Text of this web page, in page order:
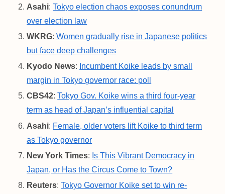
Asahi:Tokyo election chaos exposes conundrum
over election law
WKRG:Women gradually rise in Japanese politics
but face deep challenges
Kyodo News: Incumbent Koike leads by small
margin in Tokyo governor race: poll
CBS42:Tokyo Gov. Koike wins a third four-year
term as head of Japan’s influential capital
Asahi: Female, older voters lift Koike to third term
as Tokyo governor
New York Times: Is This Vibrant Democracy in
Japan, or Has the Circus Come to Town?
Reuters:Tokyo Governor Koike set to win re-